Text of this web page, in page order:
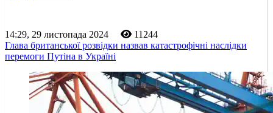
14:29, 29 листопада 2024
11244
Глава британської розвідки назвав катастрофічні наслідки
перемоги Путіна в Україні